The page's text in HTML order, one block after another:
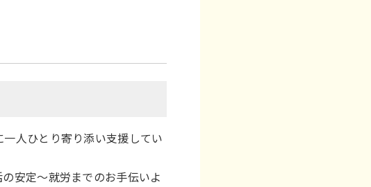
人ひとり寄り添い支援してい
安定～就労までのお手伝いよ